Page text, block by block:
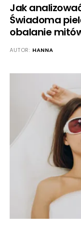
Jak
Świadoma
obalanie
AUTOR: HANNA